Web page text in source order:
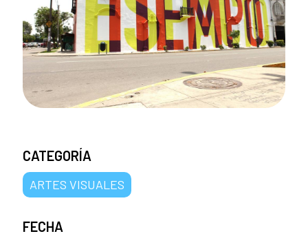
CATEGORÍA
ARTES VISUALES
FECHA